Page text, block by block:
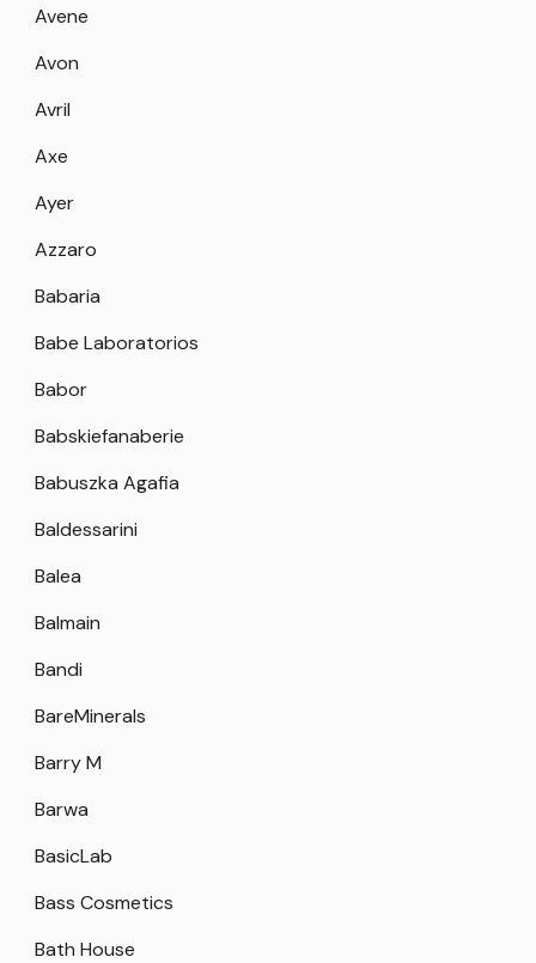
Avene
Avon
Avril
Axe
Ayer
Azzaro
Babaria
Babe Laboratorios
Babor
Babskiefanaberie
Babuszka Agafia
Baldessarini
Balea
Balmain
Bandi
BareMinerals
Barry M
Barwa
BasicLab
Bass Cosmetics
Bath House